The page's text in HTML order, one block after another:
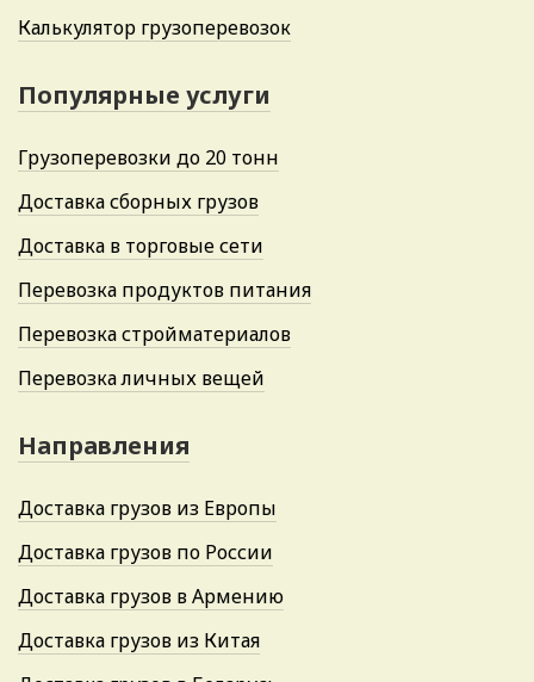
Калькулятор грузоперевозок
Популярные услуги
Грузоперевозки до 20 тонн
Доставка сборных грузов
Доставка в торговые сети
Перевозка продуктов питания
Перевозка стройматериалов
Перевозка личных вещей
Направления
Доставка грузов из Европы
Доставка грузов по России
Доставка грузов в Армению
Доставка грузов из Китая